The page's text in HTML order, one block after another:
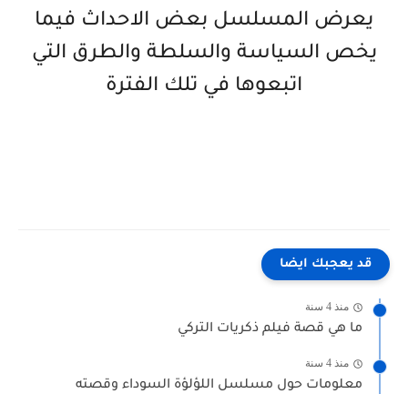
يعرض المسلسل بعض الاحداث فيما
يخص السياسة والسلطة والطرق التي
اتبعوها في تلك الفترة
قد يعجبك ايضا
منذ 4 سنة
ما هي قصة فيلم ذكريات التركي
منذ 4 سنة
معلومات حول مسلسل اللؤلؤة السوداء وقصته